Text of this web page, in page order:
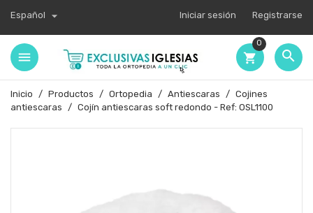
Español  Iniciar sesión Registrarse

shopping_cart
0
Inicio Productos Ortopedia Antiescaras
Cojines
antiescaras
Cojín antiescaras soft redondo - Ref: OSL1100